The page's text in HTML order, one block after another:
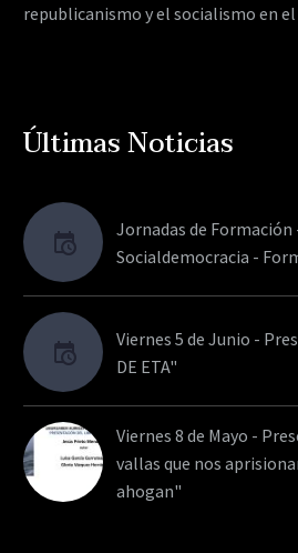
republicanismo y el socialismo en el
Últimas Noticias
Jornadas de
Socialdemocracia -
Viernes 5 de Junio -
DE ETA"
Viernes 8 de Mayo -
vallas que nos
ahogan"